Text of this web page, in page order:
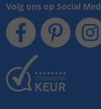
Volg ons op Social